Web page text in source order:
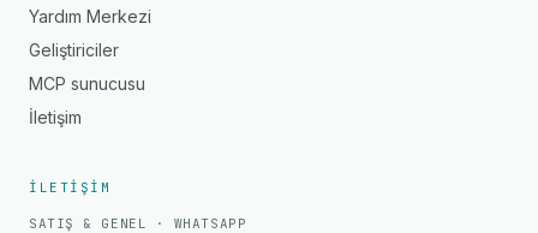
Yardım Merkezi
Geliştiriciler
MCP sunucusu
İletişim
İLETIŞIM
SATIŞ & GENEL · WHATSAPP